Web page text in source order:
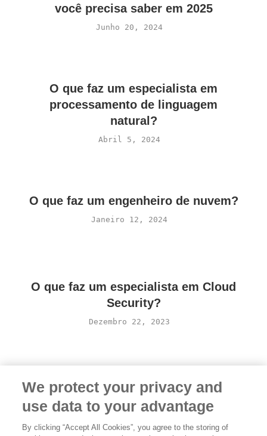
você precisa saber em 2025
Junho 20, 2024
O que faz um especialista em
processamento de linguagem
natural?
Abril 5, 2024
O que faz um engenheiro de nuvem?
Janeiro 12, 2024
O que faz um especialista em Cloud
Security?
Dezembro 22, 2023
We protect your privacy and
use data to your advantage
By clicking “Accept All Cookies”, you agree to the storing of